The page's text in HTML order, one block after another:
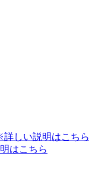
しい説明はこちら
はこちら